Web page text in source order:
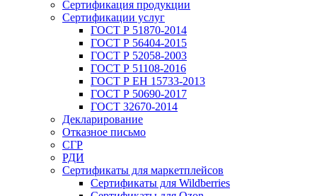
Сертификация продукции
Сертификации услуг
ГОСТ Р 51870-2014
ГОСТ Р 56404-2015
ГОСТ Р 52058-2003
ГОСТ Р 51108-2016
ГОСТ Р ЕН 15733-2013
ГОСТ Р 50690-2017
ГОСТ 32670-2014
Декларирование
Отказное письмо
СГР
РДИ
Сертификаты для маркетплейсов
Сертификаты для Wildberries